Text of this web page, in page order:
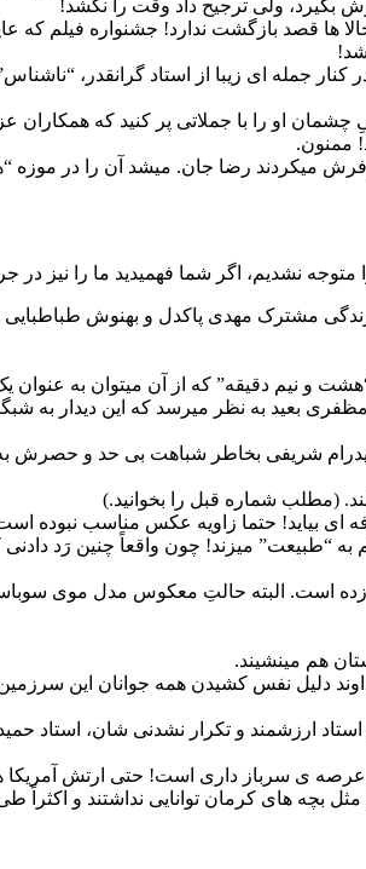
ها قصد بازگشت ندارد! جشنواره فیلم
شد!
جمله ای زیبا از استاد گرانقدر،
چشمان او را با جملاتی پر کنید که
ممنون.
فرش میکردند رضا جان. میشد آن را در
نشدیم، اگر شما فهمیدید ما را نیز در
مشترک مهدی پاکدل و بهنوش
و نیم دقیقه” که از آن میتوان به عنوان
بعید به نظر میرسد که این دیدار به
فیلم “متولد 65” در اکران خصوصی این فیلم. پدرام
(مطلب شماره قبل را بخوانید.)
ای بیاید! حتما زاویه عکس مناسب نبوده
میزند! چون واقعاً چنین رَد دادنی
است. البته حالتِ معکوس مدل موی
هم مینشیند.
دلیل نفس کشیدن همه جوانان این
ارزشمند و تکرار نشدنی شان، استاد
پادگان های خوش نامِ کشور در عرصه ی سرباز داری است!
بچه های کرمان توانایی نداشتند و